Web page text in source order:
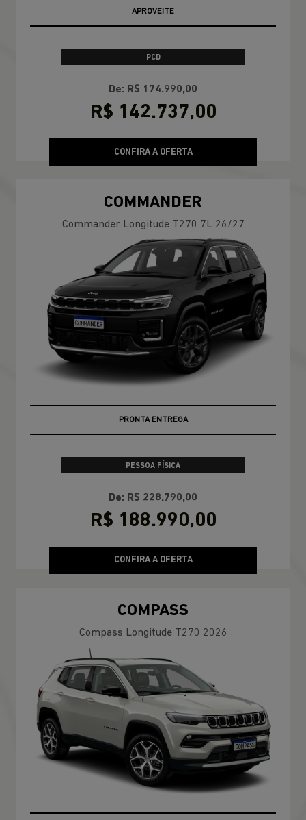
OPORTUNIDADE
PCD
De: R$ 174.990,00
R$ 142.737,00
CONFIRA A OFERTA
COMMANDER
Commander Longitude T270 7L 26/27
PRONTA ENTREGA
PESSOA FÍSICA
De: R$ 228.790,00
R$ 188.990,00
CONFIRA A OFERTA
COMPASS
Compass Longitude T270 2026